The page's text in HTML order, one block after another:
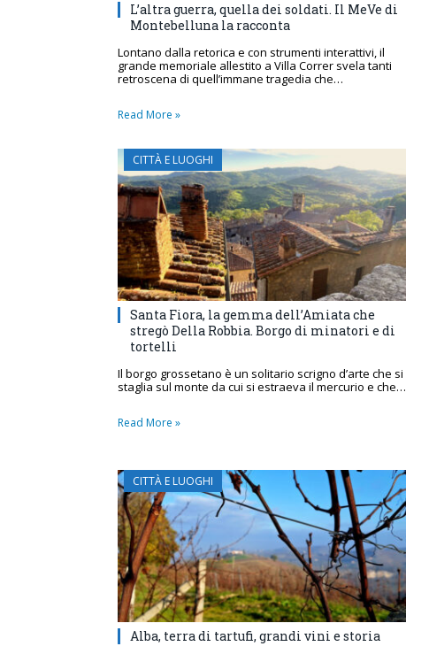
L’altra guerra, quella dei soldati. Il MeVe di
Montebelluna la racconta
Lontano dalla retorica e con strumenti interattivi, il
grande memoriale allestito a Villa Correr svela tanti
retroscena di quell’immane tragedia che…
Read More »
CITTÀ E LUOGHI
Santa Fiora, la gemma dell’Amiata che
stregò Della Robbia. Borgo di minatori e di
tortelli
Il borgo grossetano è un solitario scrigno d’arte che si
staglia sul monte da cui si estraeva il mercurio e che…
Read More »
CITTÀ E LUOGHI
Alba, terra di tartufi, grandi vini e storia